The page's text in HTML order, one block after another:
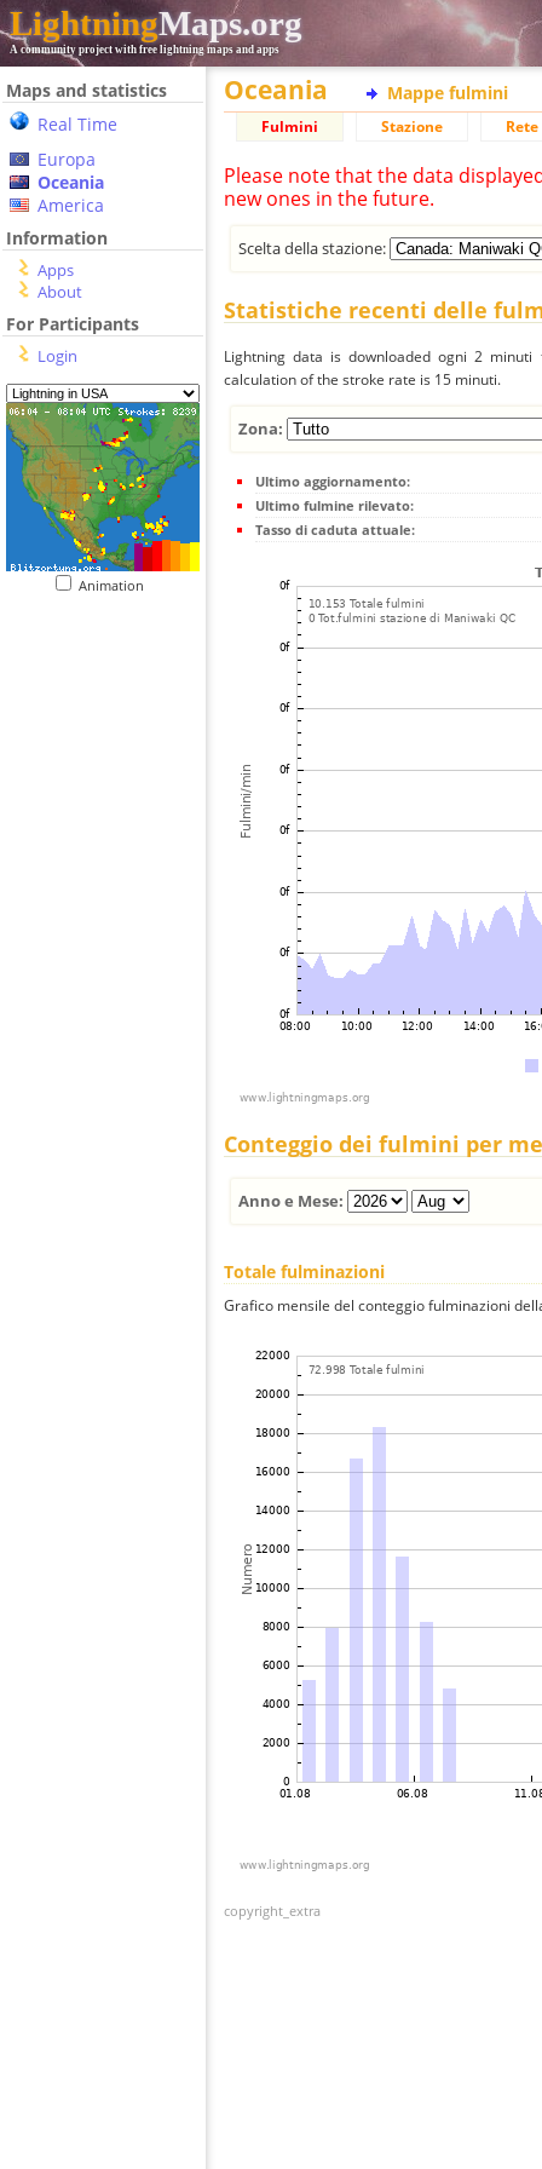
LightningMaps.org
A community project with free lightning maps and apps
Maps and statistics
Real Time
Europa
Oceania
America
Information
Apps
About
For Participants
Login
Animation
Oceania Mappe fulmini
Fulmini Stazione
Please note that the data
new ones in the future.
Scelta della stazione:
Statistiche recenti delle
Lightning data is downloaded ogni 2
calculation of the stroke rate is 15 minuti.
Zona:
Ultimo aggiornamento:
Ultimo fulmine rilevato:
Tasso di caduta attuale:
Conteggio dei fulmini per
Anno e Mese:
Totale fulminazioni
Grafico mensile del conteggio fulminazioni
copyright_extra